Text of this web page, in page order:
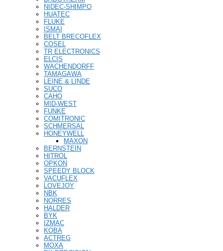
NIDEC-SHIMPO
HUATEC
FLUKE
ISMAI
BELT BRECOFLEX
COSEL
TR ELECTRONICS
ELCIS
WACHENDORFF
TAMAGAWA
LEINE & LINDE
SUCO
CAHO
MID-WEST
FUNKE
COMITRONIC
SCHMERSAL
HONEYWELL
MAXON
BERNSTEIN
HITROL
OPKON
SPEEDY BLOCK
VACUFLEX
LOVEJOY
NBK
NORRES
HALDER
BYK
IZMAC
KOBA
ACTREG
MOXA